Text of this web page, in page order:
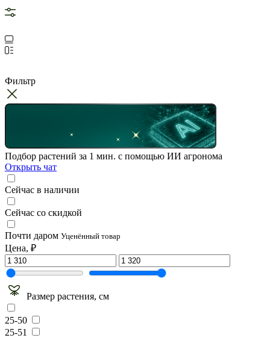
Фильтр
Подбор растений за 1 мин. с помощью ИИ агронома
Открыть чат
Сейчас в наличии
Сейчас со скидкой
Почти даром Уценённый товар
Цена, ₽
Размер растения, см
25-50
25-51